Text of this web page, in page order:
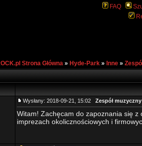
FAQ
Strona Główna » Hyde-Park » Inne »
Wysłany: 2018-09-21, 15:02 Zespół
Witam! Zachęcam do zapoznania się z
imprezach okolicznościowych i